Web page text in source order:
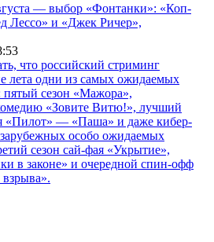
— выбор «Фонтанки»: «Коп-
Лессо» и «Джек Ричер»,
что российский стриминг
лета одни из самых ожидаемых
пятый сезон «Мажора»,
«Зовите Витю!», лучший
«Пилот» — «Паша» и даже кибер-
особо ожидаемых
сезон сай-фая «Укрытие»,
в законе» и очередной спин-офф